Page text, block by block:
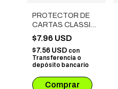
PROTECTOR DE
CARTAS CLASSIC
COPPER (65X100
MM) 110 UNIDADES
$7.96 USD
$7.56 USD con
Transferencia o
depósito bancario